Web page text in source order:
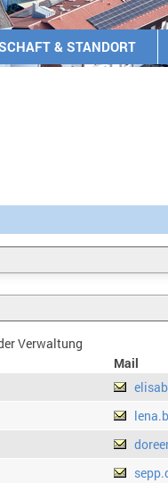
& STANDORT
Verwaltung
Mail